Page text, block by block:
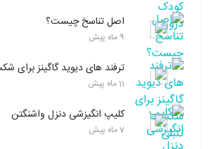
اصل تناسخ چیست؟
9 ماه پیش
ترفند های دیوید گاگینز برای
11 ماه پیش
کلیپ انگیزشی دنزل واشنگتن
7 ماه پیش